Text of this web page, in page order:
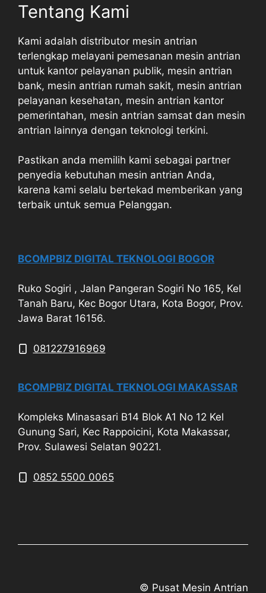
Tentang Kami
Kami adalah distributor mesin antrian
terlengkap melayani pemesanan mesin antrian
untuk kantor pelayanan publik, mesin antrian
bank, mesin antrian rumah sakit, mesin antrian
pelayanan kesehatan, mesin antrian kantor
pemerintahan, mesin antrian samsat dan mesin
antrian lainnya dengan teknologi terkini.
Pastikan anda memilih kami sebagai partner
penyedia kebutuhan mesin antrian Anda,
karena kami selalu bertekad memberikan yang
terbaik untuk semua Pelanggan.
BCOMPBIZ DIGITAL TEKNOLOGI BOGOR
Ruko Sogiri , Jalan Pangeran Sogiri No 165, Kel
Tanah Baru, Kec Bogor Utara, Kota Bogor, Prov.
Jawa Barat 16156.
081227916969
BCOMPBIZ DIGITAL TEKNOLOGI MAKASSAR
Kompleks Minasasari B14 Blok A1 No 12 Kel
Gunung Sari, Kec Rappoicini, Kota Makassar,
Prov. Sulawesi Selatan 90221.
0852 5500 0065
© Pusat Mesin Antrian